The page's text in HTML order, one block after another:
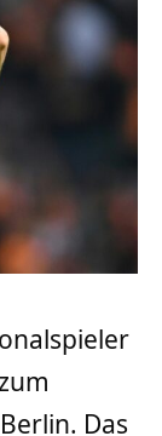
Das